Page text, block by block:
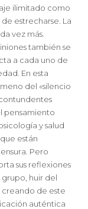
ilimitado como
estrecharse. La
vez más.
también se
a cada uno de
En esta
del «silencio
pensamiento
y salud
están
Pero
sus reflexiones
huir del
creando de este
auténtica